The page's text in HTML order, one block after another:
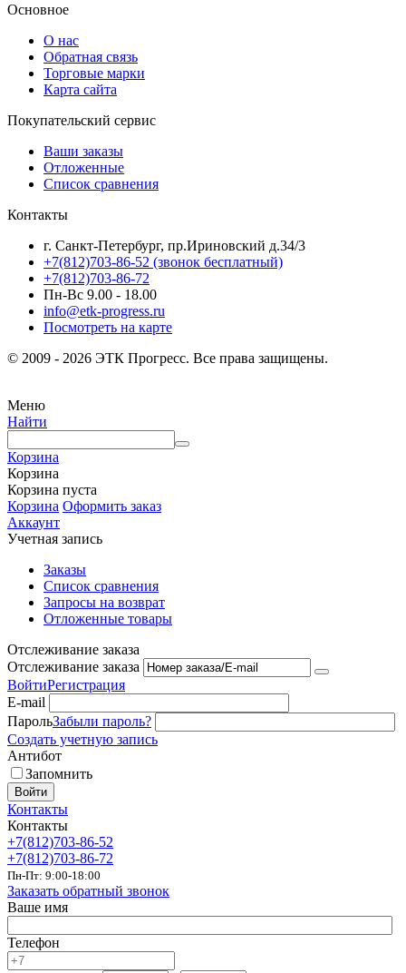
Основное
О нас
Обратная связь
Торговые марки
Карта сайта
Покупательский сервис
Ваши заказы
Отложенные
Список сравнения
Контакты
г. Санкт-Петербург, пр.Ириновский д.34/3
+7(812)703-86-52 (звонок бесплатный)
+7(812)703-86-72
Пн-Вс 9.00 - 18.00
info@etk-progress.ru
Посмотреть на карте
© 2009 - 2026 ЭТК Прогресс. Все права защищены.
Меню
Найти
Корзина
Корзина
Корзина пуста
Корзина Оформить заказ
Аккаунт
Учетная запись
Заказы
Список сравнения
Запросы на возврат
Отложенные товары
Отслеживание заказа
Отслеживание заказа
ВойтиРегистрация
E-mail
ПарольЗабыли пароль?
Создать учетную запись
Антибот
Запомнить
Войти
Контакты
Контакты
+7(812)703-86-52
+7(812)703-86-72
Пн-Пт: 9:00-18:00
Заказать обратный звонок
Ваше имя
Телефон